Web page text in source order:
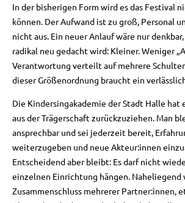
In der bisherigen Form wird es das Festival
können. Der Aufwand ist zu groß, Personal
nicht aus. Ein neuer Anlauf wäre nur
radikal neu gedacht wird: Kleiner. Weniger
Verantwortung verteilt auf mehrere
dieser Größenordnung braucht ein
Die Kindersingakademie der Stadt Halle hat
aus der Trägerschaft zurückzuziehen. Man
ansprechbar und sei jederzeit bereit,
weiterzugeben und neue Akteur:innen
Entscheidend aber bleibt: Es darf nicht
einzelnen Einrichtung hängen. Naheliegend
Zusammenschluss mehrerer Partner:innen,